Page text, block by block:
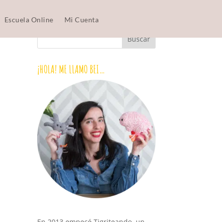
Escuela Online Mi Cuenta
¡HOLA! ME LLAMO BEI…